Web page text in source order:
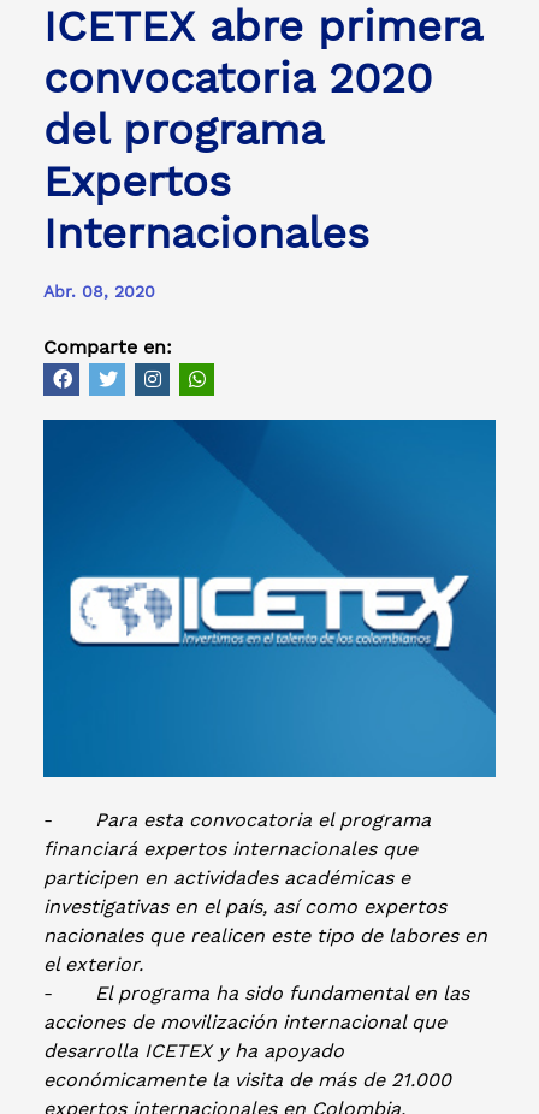
ICETEX abre primera
convocatoria 2020
del programa
Expertos
Internacionales
Abr. 08, 2020
Comparte en:
-
Para esta convocatoria el programa
financiará expertos internacionales que
participen en actividades académicas e
investigativas en el país, así como expertos
nacionales que realicen este tipo de labores en
el exterior.
-
El programa ha sido fundamental en las
acciones de movilización internacional que
desarrolla ICETEX y ha apoyado
económicamente la visita de más de 21.000
expertos internacionales en Colombia.